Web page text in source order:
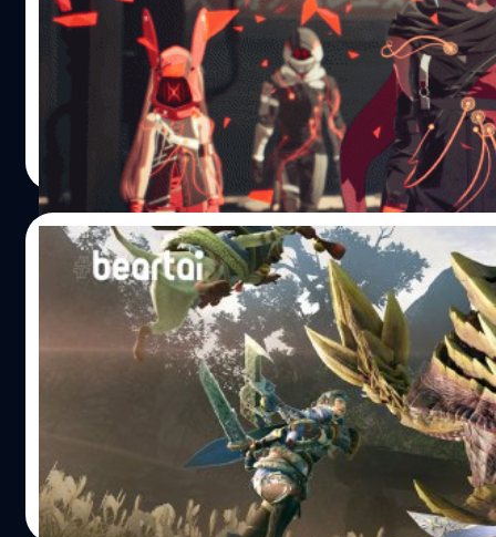
ทาง Bandai Namco ได้ประกาศว่าจะมีการเปิดตัวเดโมให้กับ
แอคชั่น RPG ใหม่ที่มีชื่อว่า Scarlet Nexus ที่ได้ประกาศเปิดตั
มานี้ โดยจะเปิดตัวทดลองให้กับ Xbox Series เป็นคอนโซลรุ่น
จะปล่อยให้กับแพลตฟอร์มอื่น ๆ ตามมาทีหลัง นอกจากนั้นแล้
Bandai Namco ได้อนุญาตให้สื่อต่าง ๆ ลองเล่นและพรีวิวตัว
ในวันนี้ โดยหนึ่งในสื่อนั้นได้แก่ Game Informer ซึ่งพวกเขาก็
โหลดวิดิโอพรีวิวตัวเกมให้เราได้ชมกัน ในตอนนี้ตัวเกมได้เปิด
ค้าแล้ว ใครที่สนใจในตัวเกมสามารถเข้าไปอ่านรายละเอียดเพิ่
ได้ที่ PlayStation Store, Microsoft Store และ Steam หากส
สั่งซื้อตัวเกมล่วงหน้าทาง Bandai Namco ก็มีโบนัสไอเทมต่า
กับผู้เล่นที่สั่งจองเช่นกัน Scarlet Nexus จะจัดวางจำหน่ายให้
PS4, Xbox Series, Xbox One และ PC บน Steam ในวันที่ 25
นี้กันพร้อมกันทั่วโลก…
กรณ์รัฐภาส ธนวัตไชยศรี| 1915 days ago
07/01/2021
“Monster Hunter Rise” เตรียมเปิด DEMO ใ
ทดลองเล่นได้ฟรี ๆ บนเครื่อง Nintendo
ทาง CAPCOM ได้ประกาศถึง DEMO ของเกม Monster
จะให้ผู้เล่นสามารถเข้าไปร่วมทดสอบตัวเกมได้ฟรี ๆ บนเครื่อง
Nintendo Switch ในวันที่ 7 ม.ค. (คาดว่าจะเป็นช่วงที่ 3 ของวั
ม.ค. ตามเวลาประเทศไทย) จนถึงวันที่ 1 ก.พ. เลยทีเดียว โดย
ฉบับ DEMO นี้จะประกอบไปด้วยภารกิจล่าแย้ Great Izuchi แ
Mitzutsune รวมไปถึงการฝึก Wyvern Riding ซึ่งเป็นระบบใ
ไฮไลต์ของภาคนี้ นอกจากนี้ผู้เล่นยังสามารถใช้อาวุธทั้งหมดข
นัทธพงศ์ มีแต้ม | 2040 days ago
Read More